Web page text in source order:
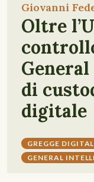
Giovanni
Oltre
di
digitale
GREGGE
GENERAL